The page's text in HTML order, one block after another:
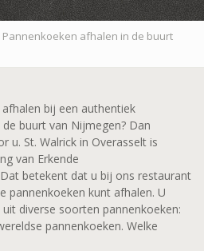
Pannenkoeken afhalen in de buurt
bij een authentiek
buurt van Nijmegen? Dan
u. St. Walrick in Overasselt is
van Erkende
betekent dat u bij ons restaurant
pannenkoeken kunt afhalen. U
diverse soorten pannenkoeken:
pannenkoeken. Welke